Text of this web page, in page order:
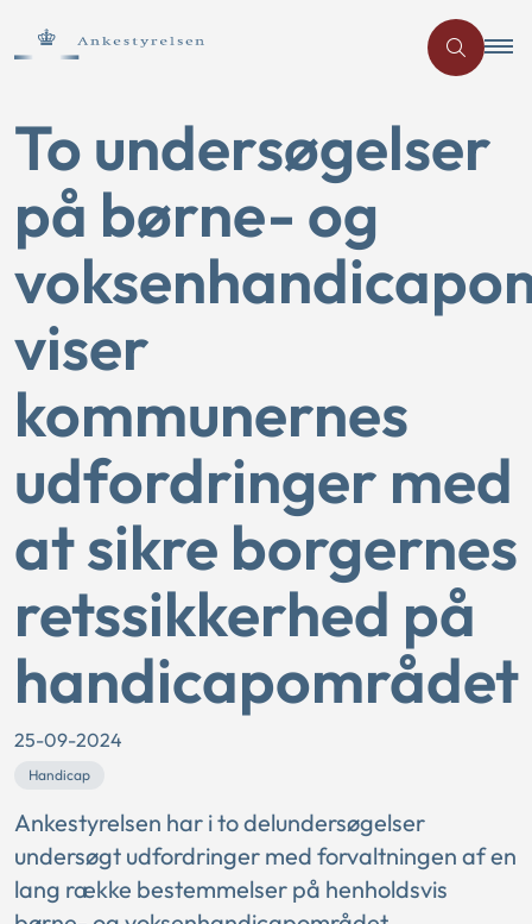
To undersøgelser
på børne- og
viser
kommunernes
udfordringer med
at sikre borgernes
retssikkerhed på
handicapområdet
25-09-2024
Handicap
Ankestyrelsen har i to delundersøgelser
undersøgt udfordringer med forvaltningen af en
lang række bestemmelser på henholdsvis